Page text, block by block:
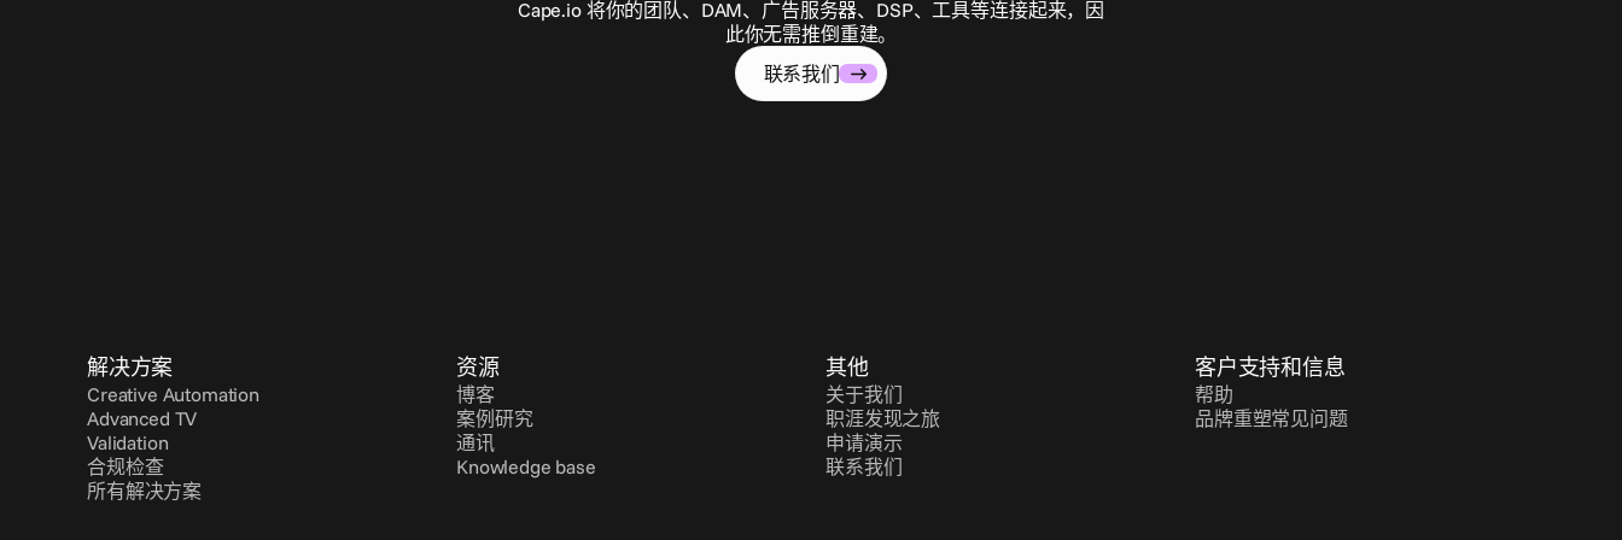
Cape.io 将你的团队、DAM、广告服务器、DSP、工具等连接起来，因
此你无需推倒重建。
联系我们
解决方案
Creative Automation
Advanced TV
Validation
合规检查
所有解决方案
资源
博客
案例研究
通讯
Knowledge base
其他
关于我们
职涯发现之旅
申请演示
联系我们
客户支持和信息
帮助
品牌重塑常见问题